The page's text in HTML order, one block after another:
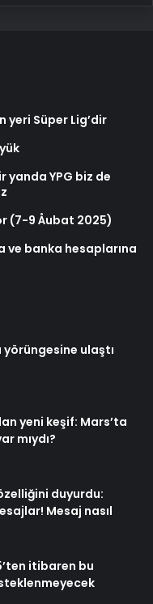
yeri Süper Lig’dir
yanda YPG biz de
(7-9 Åubat 2025)
ve banka hesaplarına
yörüngesine ulaştı
yeni keşif: Mars’ta
mıydı?
duyurdu:
Mesaj nasıl
itibaren bu